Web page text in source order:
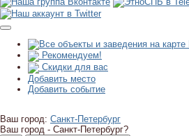
Рекомендуем!
Скидки для вас
Добавить место
Добавить событие
Ваш город: Санкт-Петербург
Ваш город - Санкт-Петербург?